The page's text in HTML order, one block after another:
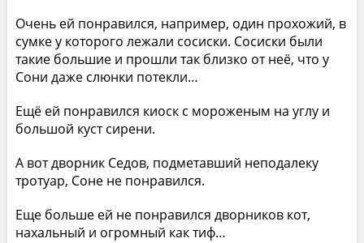
Очень ей понравился, например, один прохожий, в
сумке у которого лежали сосиски. Сосиски были
такие большие и прошли так близко от неё, что у
Сони даже слюнки потекли…
Ещё ей понравился киоск с мороженым на углу и
большой куст сирени.
А вот дворник Седов, подметавший неподалеку
тротуар, Соне не понравился.
Еще больше ей не понравился дворников кот,
нахальный и огромный как тиф…